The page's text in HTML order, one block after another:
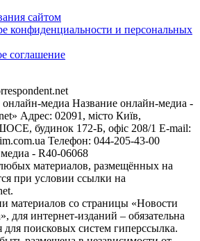
сайтом
конфиденциальности и персональных
соглашение
онлайн-медиа Название онлайн-медиа -
Адрес: 02091, місто Київ,
будинок 172-Б, офіс 208/1 E-mail:
Телефон: 044-205-43-00
- R40-06068
материалов, размещённых на
при условии ссылки на
материалов со страницы «Новости
для интернет-изданий – обязательна
для поисковых систем гиперссылка.